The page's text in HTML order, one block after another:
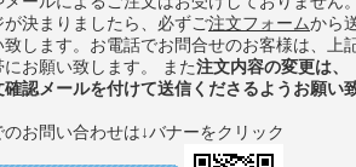
が決まりましたら、必ずご注文フォームから
致します。お電話でお問合せのお客様は、上
お願い致します。 また注文内容の変更は、
確認メールを付けて送信くださるようお願い
のお問い合わせは↓バナーをクリック